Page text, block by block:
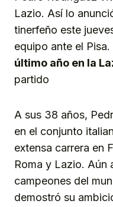
Lazio. Así lo
tinerfeño este
equipo ante el Pisa.
último año en la
partido
A sus 38 años,
en el conjunto
extensa carrera en
Roma y Lazio. Aún
campeones del
demostró su